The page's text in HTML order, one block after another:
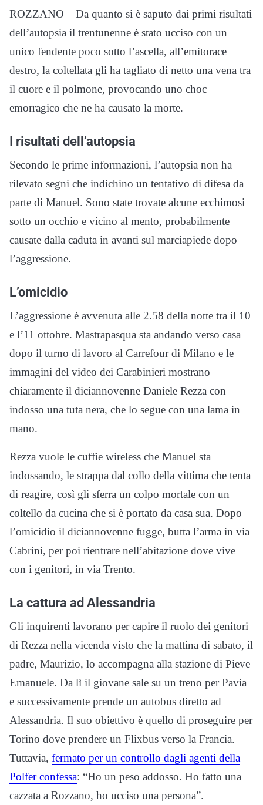
ROZZANO – Da quanto si è saputo dai primi risultati
dell’autopsia il trentunenne è stato ucciso con un
unico fendente poco sotto l’ascella, all’emitorace
destro, la coltellata gli ha tagliato di netto una vena tra
il cuore e il polmone, provocando uno choc
emorragico che ne ha causato la morte.
I risultati dell’autopsia
Secondo le prime informazioni, l’autopsia non ha
rilevato segni che indichino un tentativo di difesa da
parte di Manuel. Sono state trovate alcune ecchimosi
sotto un occhio e vicino al mento, probabilmente
causate dalla caduta in avanti sul marciapiede dopo
l’aggressione.
L’omicidio
L’aggressione è avvenuta alle 2.58 della notte tra il 10
e l’11 ottobre. Mastrapasqua sta andando verso casa
dopo il turno di lavoro al Carrefour di Milano e le
immagini del video dei Carabinieri mostrano
chiaramente il diciannovenne Daniele Rezza con
indosso una tuta nera, che lo segue con una lama in
mano.
Rezza vuole le cuffie wireless che Manuel sta
indossando, le strappa dal collo della vittima che tenta
di reagire, così gli sferra un colpo mortale con un
coltello da cucina che si è portato da casa sua. Dopo
l’omicidio il diciannovenne fugge, butta l’arma in via
Cabrini, per poi rientrare nell’abitazione dove vive
con i genitori, in via Trento.
La cattura ad Alessandria
Gli inquirenti lavorano per capire il ruolo dei genitori
di Rezza nella vicenda visto che la mattina di sabato, il
padre, Maurizio, lo accompagna alla stazione di Pieve
Emanuele. Da lì il giovane sale su un treno per Pavia
e successivamente prende un autobus diretto ad
Alessandria. Il suo obiettivo è quello di proseguire per
Torino dove prendere un Flixbus verso la Francia.
Tuttavia, fermato per un controllo dagli agenti della
Polfer confessa: “Ho un peso addosso. Ho fatto una
cazzata a Rozzano, ho ucciso una persona”.